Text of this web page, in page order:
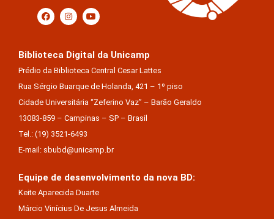
Biblioteca Digital da Unicamp
Prédio da Biblioteca Central Cesar Lattes
Rua Sérgio Buarque de Holanda, 421 – 1º piso
Cidade Universitária “Zeferino Vaz” – Barão Geraldo
13083-859 – Campinas – SP – Brasil
Tel.: (19) 3521-6493
E-mail: sbubd@unicamp.br
Equipe de desenvolvimento da nova BD:
Keite Aparecida Duarte
Márcio Vinícius De Jesus Almeida